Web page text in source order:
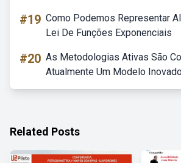
#19 Como Podemos Representar
Lei De Funções Exponenciais
#20 As Metodologias Ativas São
Atualmente Um Modelo
Related Posts